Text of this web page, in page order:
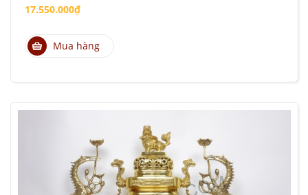
17.550.000₫
Mua hàng